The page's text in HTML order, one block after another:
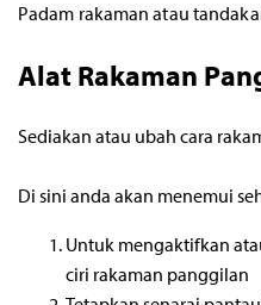
Padam rakaman atau
Alat Rakaman
Sediakan atau ubah cara
Di sini anda akan menemui
Untuk mengaktifkan
ciri rakaman panggilan